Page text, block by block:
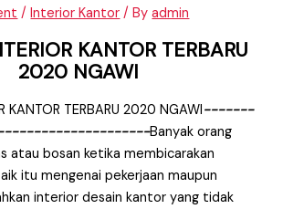
/Interior Kantor / Byadmin
KANTOR TERBARU
2020 NGAWI
KANTOR TERBARU 2020 NGAWI−−−−−−−
Banyak orang
atau bosan ketika membicarakan
itu mengenai pekerjaan maupun
interior desain kantor yang tidak